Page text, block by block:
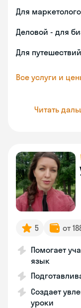
Для
Деловой - для
Для путешествий
Все услуги и
Читать
5 от
Помогает
язык
Создает
уроки